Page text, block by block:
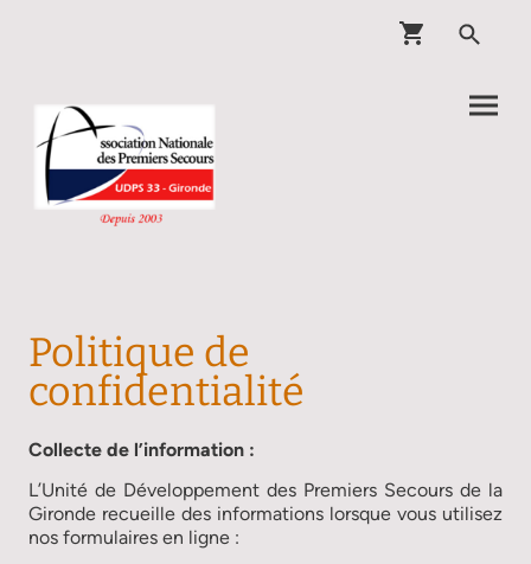
Politique de
confidentialité
Collecte de l’information :
L’Unité de Développement des Premiers Secours de la
Gironde recueille des informations lorsque vous utilisez
nos formulaires en ligne :